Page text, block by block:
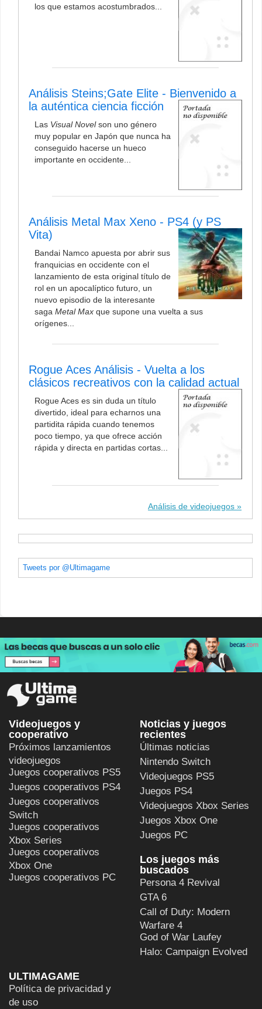
los que estamos acostumbrados...
Análisis Steins;Gate Elite - Bienvenido a
la auténtica ciencia ficción
Las Visual Novelson uno género
muy popular en Japón que nunca ha
conseguido hacerse un hueco
importante en occidente...
Análisis Metal Max Xeno - PS4 (y PS
Vita)
Bandai Namco apuesta por abrir sus
franquicias en occidente con el
lanzamiento de esta original título de
rol en un apocalíptico futuro, un
nuevo episodio de la interesante
saga Metal Max que supone una vuelta a sus
orígenes...
Rogue Aces Análisis - Vuelta a los
clásicos recreativos con la calidad actual
Rogue Aces es sin duda un título
divertido, ideal para echarnos una
partidita rápida cuando tenemos
poco tiempo, ya que ofrece acción
rápida y directa en partidas cortas...
Análisis de videojuegos
Tweets por @Ultimagame
Videojuegos y
cooperativo
Próximos lanzamientos
videojuegos
Juegos cooperativos PS5
Juegos cooperativos PS4
Juegos cooperativos
Switch
Juegos cooperativos
Xbox Series
Juegos cooperativos
Xbox One
Juegos cooperativos PC
Noticias y juegos
recientes
Últimas noticias
Nintendo Switch
Videojuegos PS5
Juegos PS4
Videojuegos Xbox Series
Juegos Xbox One
Juegos PC
Los juegos más
buscados
Persona 4 Revival
GTA 6
Call of Duty: Modern
Warfare 4
God of War Laufey
Halo: Campaign Evolved
ULTIMAGAME
Política de privacidad y
de uso